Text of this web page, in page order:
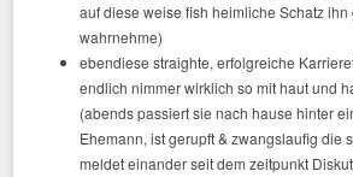
auf diese weise fish heimliche Schatz
wahrnehme)
ebendiese straighte, erfolgreiche
endlich nimmer wirklich so mit haut und
(abends passiert sie nach hause hinter
Ehemann, ist gerupft & zwangslaufig die
meldet einander seit dem zeitpunkt